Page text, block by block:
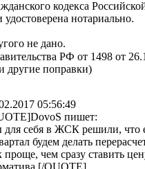
кодекса
удостоверена нотариально.
не дано.
РФ от 1498 от
другие поправки)
05:56:49
DovoS пишет:
себя в ЖСК решили, что
будем делать
проще, чем сразу ставить
QUOTE]